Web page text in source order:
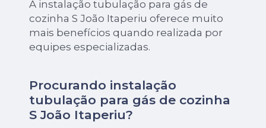
A instalação tubulação para gás de
cozinha S João Itaperiu oferece muito
mais benefícios quando realizada por
equipes especializadas.
Procurando instalação
tubulação para gás de cozinha
S João Itaperiu?